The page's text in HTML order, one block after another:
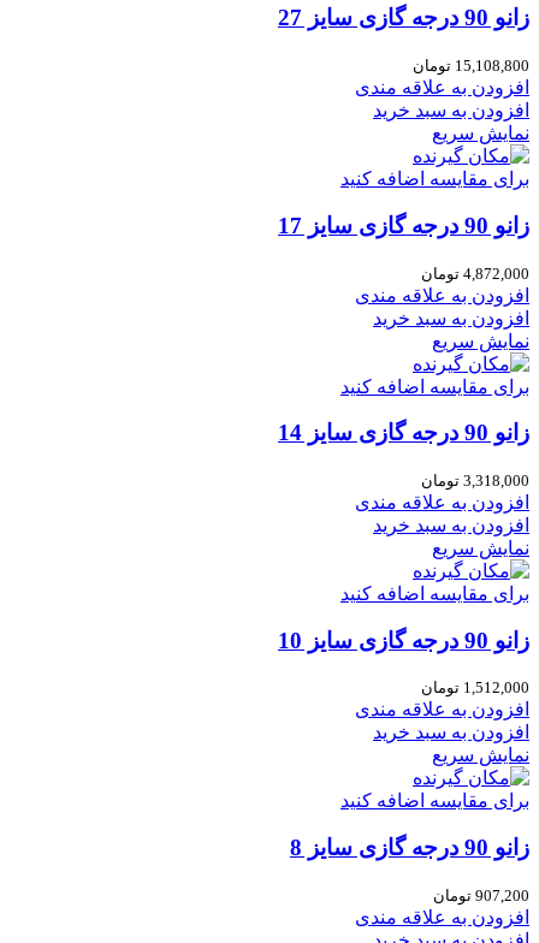
زانو 90 درجه گازی سایز 27
15,108,800 تومان
افزودن به علاقه مندی
افزودن به سبد خرید
نمایش سریع
برای مقایسه اضافه کنید
زانو 90 درجه گازی سایز 17
4,872,000 تومان
افزودن به علاقه مندی
افزودن به سبد خرید
نمایش سریع
برای مقایسه اضافه کنید
زانو 90 درجه گازی سایز 14
3,318,000 تومان
افزودن به علاقه مندی
افزودن به سبد خرید
نمایش سریع
برای مقایسه اضافه کنید
زانو 90 درجه گازی سایز 10
1,512,000 تومان
افزودن به علاقه مندی
افزودن به سبد خرید
نمایش سریع
برای مقایسه اضافه کنید
زانو 90 درجه گازی سایز 8
907,200 تومان
افزودن به علاقه مندی